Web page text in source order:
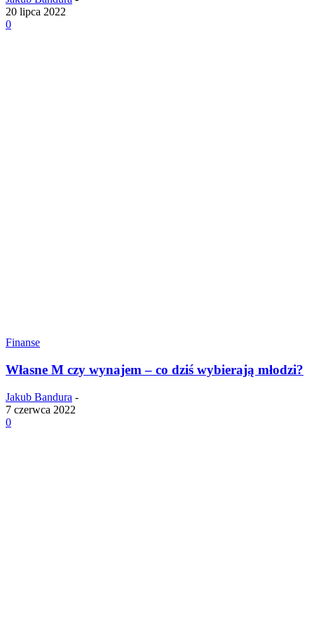
20 lipca 2022
0
Finanse
Własne M czy wynajem – co dziś wybierają młodzi?
Jakub Bandura -
7 czerwca 2022
0